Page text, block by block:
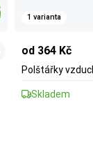
1 varianta
od 364 Kč
Polštářky
Skladem